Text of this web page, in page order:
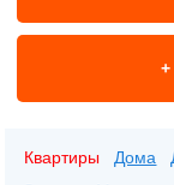
Квартиры Дома